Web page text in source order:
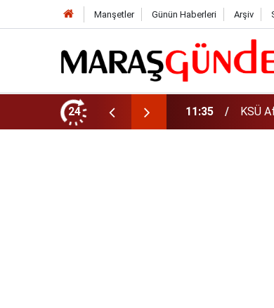
Manşetler Günün Haberleri Arşiv
24
Müdür Ataması 10:14 Funda